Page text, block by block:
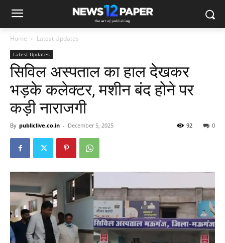
Home Latest Updates
Latest Updates
सिविल अस्पताल का हाल देखकर
भड़के कलेक्टर, मशीन बंद होने पर
कड़ी नाराजगी
By publiclive.co.in - December 5, 2025 0
92